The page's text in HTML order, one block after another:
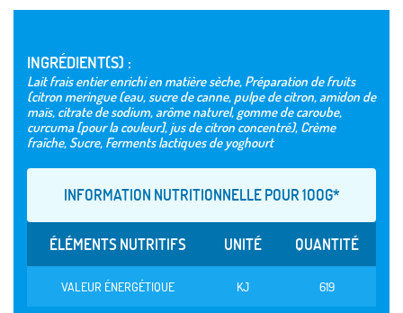
INGRÉDIENT(S) :
Lait frais entier enrichi en matière sèche, Préparation de fruits
(citron meringue (eau, sucre de canne, pulpe de citron, amidon de
maïs, citrate de sodium, arôme naturel, gomme de caroube,
curcuma [pour la couleur], jus de citron concentré), Crème
fraîche, Sucre, Ferments lactiques de yoghourt
INFORMATION NUTRITIONNELLE POUR 1OOG*
ÉLÉMENTS NUTRITIFS UNITÉ QUANTITÉ
VALEUR ÉNERGÉTIQUE KJ 619